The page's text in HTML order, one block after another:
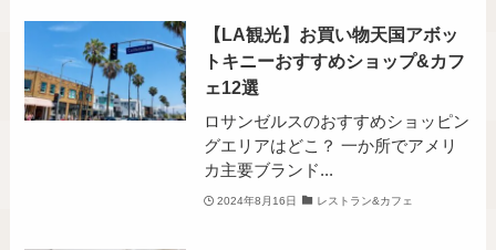
【LA観光】お買い物天国アボッ
トキニーおすすめショップ&カフ
ェ12選
ロサンゼルスのおすすめショッピン
グエリアはどこ？ 一か所でアメリ
カ主要ブランド...
2024年8月16日 レストラン&カフェ